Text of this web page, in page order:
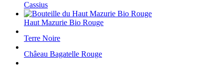
Cassius
Haut Mazurie Bio Rouge
Terre Noire
Châeau Bagatelle Rouge